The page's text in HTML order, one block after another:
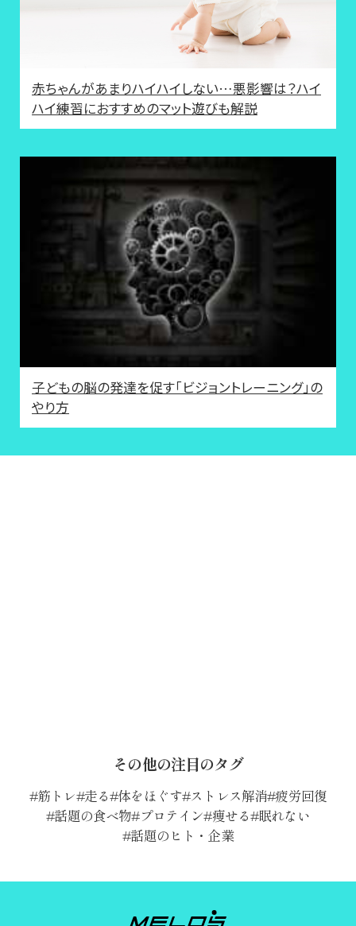
赤ちゃんがあまりハイハイしない…悪影響は？ハイ
ハイ練習におすすめのマット遊びも解説
子どもの脳の発達を促す「ビジョントレーニング」の
やり方
その他の注目のタグ
筋トレ 走る 体をほぐす ストレス解消 疲労回復
話題の食べ物 プロテイン 痩せる 眠れない
話題のヒト・企業